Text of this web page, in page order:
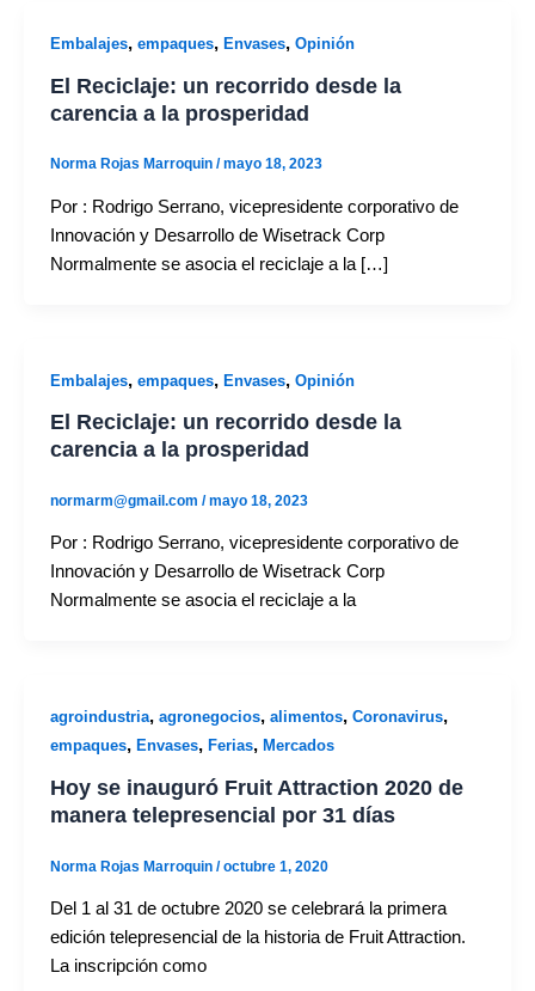
Embalajes, empaques, Envases, Opinión
El Reciclaje: un recorrido desde la
carencia a la prosperidad
Norma Rojas Marroquin /mayo 18, 2023
Por : Rodrigo Serrano, vicepresidente corporativo de
Innovación y Desarrollo de Wisetrack Corp
Normalmente se asocia el reciclaje a la […]
Embalajes, empaques, Envases, Opinión
El Reciclaje: un recorrido desde la
carencia a la prosperidad
normarm@gmail.com /mayo 18, 2023
Por : Rodrigo Serrano, vicepresidente corporativo de
Innovación y Desarrollo de Wisetrack Corp
Normalmente se asocia el reciclaje a la
agroindustria, agronegocios, alimentos, Coronavirus,
empaques, Envases, Ferias, Mercados
Hoy se inauguró Fruit Attraction 2020 de
manera telepresencial por 31 días
Norma Rojas Marroquin /octubre 1, 2020
Del 1 al 31 de octubre 2020 se celebrará la primera
edición telepresencial de la historia de Fruit Attraction.
La inscripción como